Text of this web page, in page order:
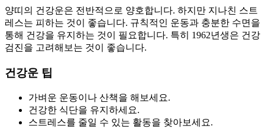
양띠의 건강운은 전반적으로 양호합니다. 하지만 지나친 스트
레스는 피하는 것이 좋습니다. 규칙적인 운동과 충분한 수면을
통해 건강을 유지하는 것이 필요합니다. 특히 1962년생은 건강
검진을 고려해보는 것이 좋습니다.
건강운 팁
가벼운 운동이나 산책을 해보세요.
건강한 식단을 유지하세요.
스트레스를 줄일 수 있는 활동을 찾아보세요.